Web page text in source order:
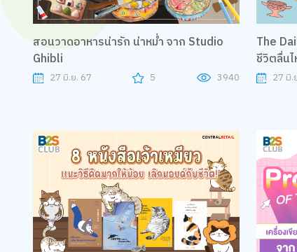
สอนวาดอาหารน่ารัก น่าหม่ำ จาก Studio
Ghibli
27 มิ.ย. 67 5 3940
The Daily stoic ป
ชีวิตลื่น
27 มิ.